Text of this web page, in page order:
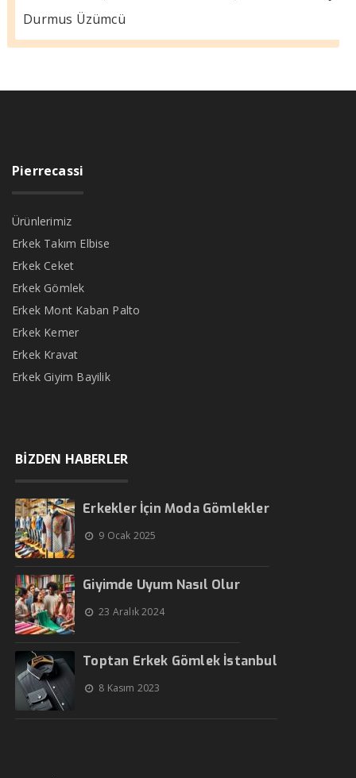
Durmus Üzümcü
Pierrecassi
Ürünlerimiz
Erkek Takım Elbise
Erkek Ceket
Erkek Gömlek
Erkek Mont Kaban Palto
Erkek Kemer
Erkek Kravat
Erkek Giyim Bayilik
BİZDEN HABERLER
Erkekler İçin Moda Gömlekler
9 Ocak 2025
Giyimde Uyum Nasıl Olur
23 Aralık 2024
Toptan Erkek Gömlek İstanbul
8 Kasım 2023